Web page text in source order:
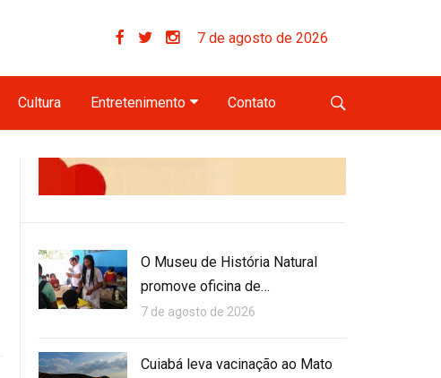
7 de agosto de 2026
Cultura Entretenimento Contato
O Museu de História Natural
promove oficina de…
7 de agosto de 2026
Cuiabá leva vacinação ao Mato